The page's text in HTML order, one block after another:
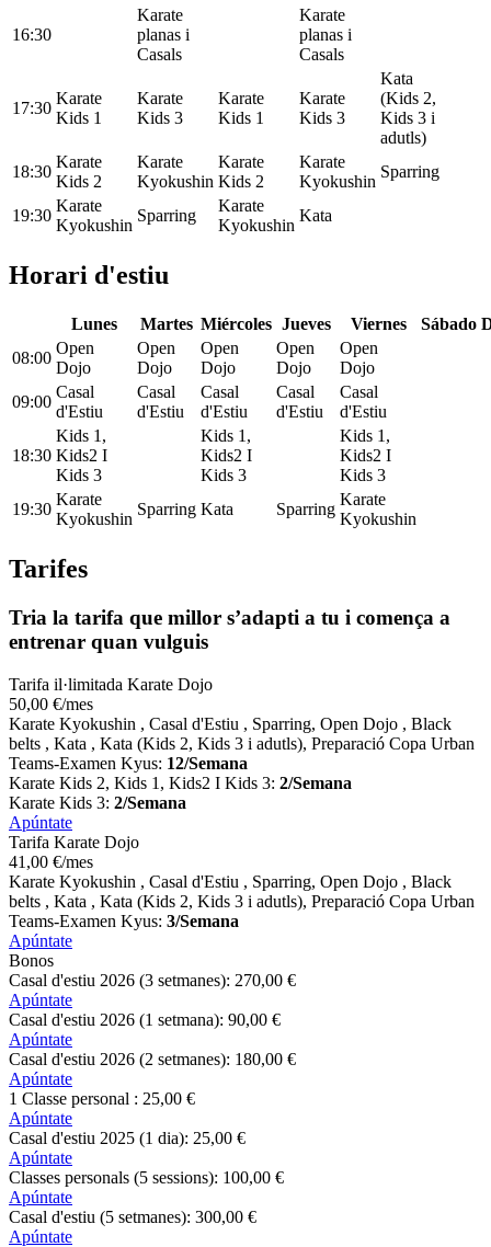
16:30
Karate
planas i
Casals
Karate
planas i
Casals
17:30
Karate
Kids 1
Karate
Kids 3
Karate
Kids 1
Karate
Kids 3
Kata
(Kids 2,
Kids 3 i
adutls)
18:30
Karate
Kids 2
Karate
Kyokushin
Karate
Kids 2
Karate
Kyokushin
Sparring
19:30
Karate
Kyokushin
Sparring
Karate
Kyokushin
Kata
Horari d'estiu
Lunes Martes Miércoles Jueves Viernes Sábado
08:00
Open
Dojo
Open
Dojo
Open
Dojo
Open
Dojo
Open
Dojo
09:00
Casal
d'Estiu
Casal
d'Estiu
Casal
d'Estiu
Casal
d'Estiu
Casal
d'Estiu
18:30
Kids 1,
Kids2 I
Kids 3
Kids 1,
Kids2 I
Kids 3
Kids 1,
Kids2 I
Kids 3
19:30
Karate
Kyokushin
Sparring Kata Sparring
Karate
Kyokushin
Tarifes
Tria la tarifa que millor s’adapti a tu i comença a
entrenar quan vulguis
Tarifa il·limitada Karate Dojo
50,00 €/mes
Karate Kyokushin , Casal d'Estiu , Sparring, Open Dojo , Black
belts , Kata , Kata (Kids 2, Kids 3 i adutls), Preparació Copa Urban
Teams-Examen Kyus: 12/Semana
Karate Kids 2, Kids 1, Kids2 I Kids 3: 2/Semana
Karate Kids 3: 2/Semana
Apúntate
Tarifa Karate Dojo
41 ,00 €/mes
Karate Kyokushin , Casal d'Estiu , Sparring, Open Dojo , Black
belts , Kata , Kata (Kids 2, Kids 3 i adutls), Preparació Copa Urban
Teams-Examen Kyus: 3/Semana
Apúntate
Bonos
Casal d'estiu 2026 (3 setmanes): 270,00 €
Apúntate
Casal d'estiu 2026 (1 setmana): 90,00 €
Apúntate
Casal d'estiu 2026 (2 setmanes): 180,00 €
Apúntate
1 Classe personal : 25,00 €
Apúntate
Casal d'estiu 2025 (1 dia): 25,00 €
Apúntate
Classes personals (5 sessions): 100,00 €
Apúntate
Casal d'estiu (5 setmanes): 300,00 €
Apúntate